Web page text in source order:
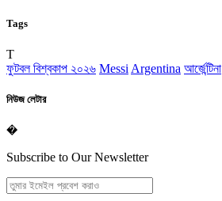
Tags
T
ফুটবল বিশ্বকাপ ২০২৬ Messi Argentina আর্জেন্টিনা
নিউজ লেটার
�
Subscribe to Our Newsletter